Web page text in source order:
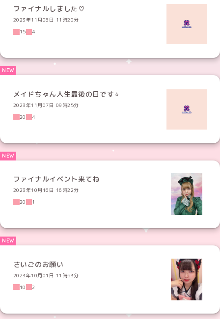
ファイナルしました♡
2023年11月08日 11時20分
15
4
メイドちゃん人生最後の日です⭐
2023年11月07日 09時25分
20
4
ファイナルイベント来てね
2023年10月16日 16時22分
20
1
さいごのお願い
2023年10月01日 11時53分
10
2